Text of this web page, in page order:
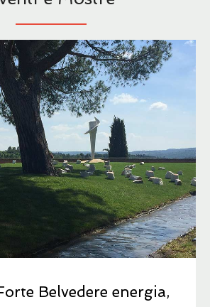
Belvedere energia,